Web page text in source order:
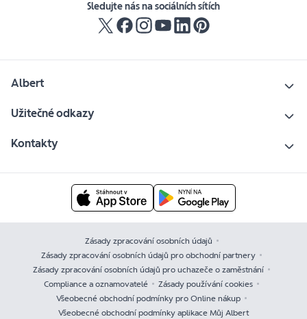
Sledujte nás na sociálních sítích
Albert
Užitečné odkazy
Kontakty
Zásady zpracování osobních údajů
Zásady zpracování osobních údajů pro obchodní partnery
Zásady zpracování osobních údajů pro uchazeče o zaměstnání
Compliance a oznamovatelé
Zásady používání cookies
Všeobecné obchodní podmínky pro Online nákup
Všeobecné obchodní podmínky aplikace Můj Albert